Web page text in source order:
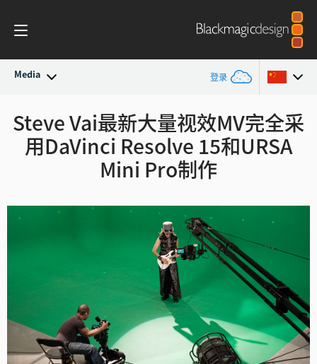
Media 登录
最新动态
新闻存档
Argentina
Australia
Brazil
Denmark
Finland
Steve Vai最新大量视效MV完全采
用DaVinci Resolve 15和URSA
Mini Pro制作